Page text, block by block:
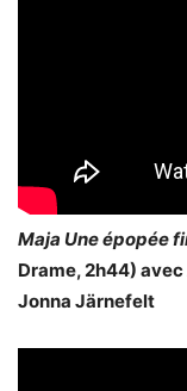
Maja Une épopée
Drame, 2h44)
Jonna Järnefelt